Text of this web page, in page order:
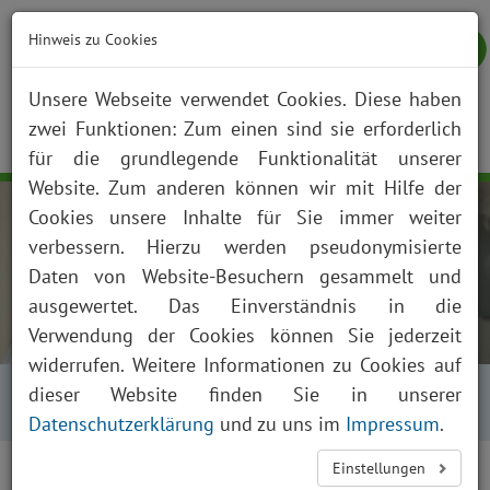
NOTFALL KONTAKT ANFAHRT JOBS SUCHE
Startseite Über uns
Aktuelles
Presse und News
Aktuelles Detailansicht
Hinweis zu Cookies
Unsere Webseite verwendet Cookies. Diese haben
zwei Funktionen: Zum einen sind sie erforderlich
für die grundlegende Funktionalität unserer
Website. Zum anderen können wir mit Hilfe der
Cookies unsere Inhalte für Sie immer weiter
verbessern. Hierzu werden pseudonymisierte
Daten von Website-Besuchern gesammelt und
ausgewertet. Das Einverständnis in die
Verwendung der Cookies können Sie jederzeit
widerrufen. Weitere Informationen zu Cookies auf
dieser Website finden Sie in unserer
Datenschutzerklärung und zu uns im Impressum.
Einstellungen